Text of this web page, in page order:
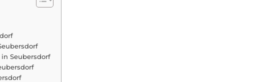
Seubersdorf